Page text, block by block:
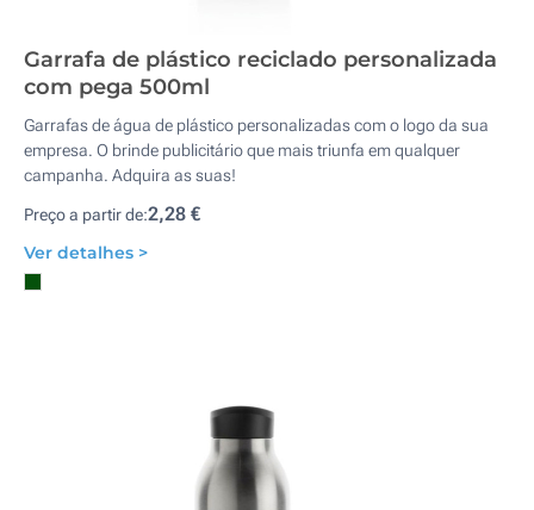
Garrafa de plástico reciclado personalizada
com pega 500ml
Garrafas de água de plástico personalizadas com o logo da sua
empresa. O brinde publicitário que mais triunfa em qualquer
campanha. Adquira as suas!
Preço a partir de:2,28 €
Ver detalhes >